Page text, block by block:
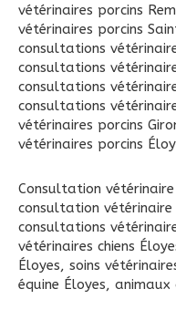
vétérinaires porcins
vétérinaires porcins
consultations
consultations
consultations
consultations
vétérinaires porcins
vétérinaires porcins
Consultation
consultation vétérinaire
consultations
vétérinaires chiens
Éloyes, soins
équine Éloyes, animaux